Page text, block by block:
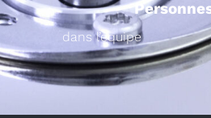
dans l’équipe